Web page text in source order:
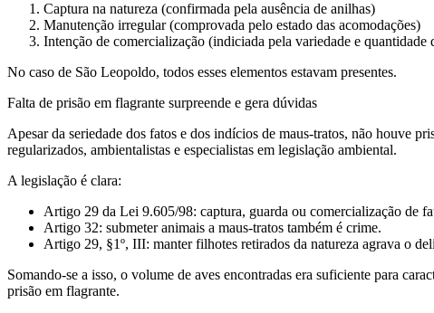
Captura na natureza (confirmada pela ausência de anilhas)
Manutenção irregular (comprovada pelo estado das acomodações)
Intenção de comercialização (indiciada pela variedade e quantidade
No caso de São Leopoldo, todos esses elementos estavam presentes.
Falta de prisão em flagrante surpreende e gera dúvidas
Apesar da seriedade dos fatos e dos indícios de maus-tratos, não houve
regularizados, ambientalistas e especialistas em legislação ambiental.
A legislação é clara:
Artigo 29 da Lei 9.605/98: captura, guarda ou comercialização de
Artigo 32: submeter animais a maus-tratos também é crime.
Artigo 29, §1º, III: manter filhotes retirados da natureza agrava o
Somando-se a isso, o volume de aves encontradas era suficiente para
prisão em flagrante.